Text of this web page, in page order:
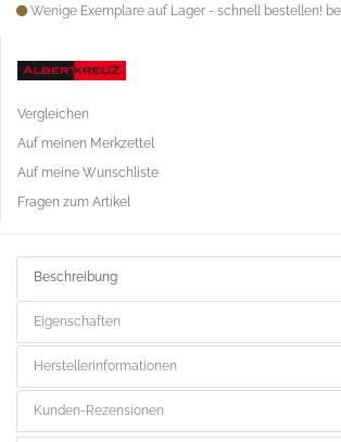
Wenige Exemplare auf Lager - schnell bestellen!
Vergleichen
Auf meinen Merkzettel
Auf meine Wunschliste
Fragen zum Artikel
Beschreibung
Eigenschaften
Herstellerinformationen
Kunden-Rezensionen